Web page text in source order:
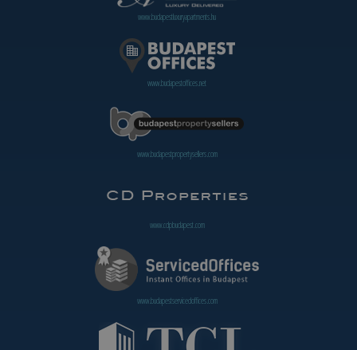
www.budapestluxuryapartments.hu
www.budapestoffices.net
www.budapestpropertysellers.com
www.cdpbudapest.com
www.budapestservicedoffices.com